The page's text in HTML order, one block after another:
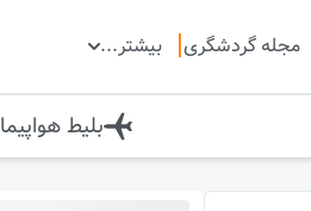
مجله گردشگری بیشتر...
بلیط هواپیما